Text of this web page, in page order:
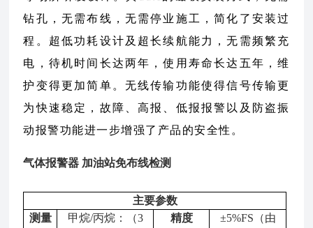
钻孔，无需布线，无需停业施工，简化了安装过
程。超低功耗设计及超长续航能力，无需频繁充
电，待机时间长达两年，使用寿命长达五年，维
护变得更加简单。无线传输功能使得信号传输更
为快速稳定，故障、高报、低报报警以及防盗振
动报警功能进一步增强了产品的安全性。
气体报警器 加油站免布线检测
主要参数
测量
甲烷/丙烷：（3
精度
±5%FS（由